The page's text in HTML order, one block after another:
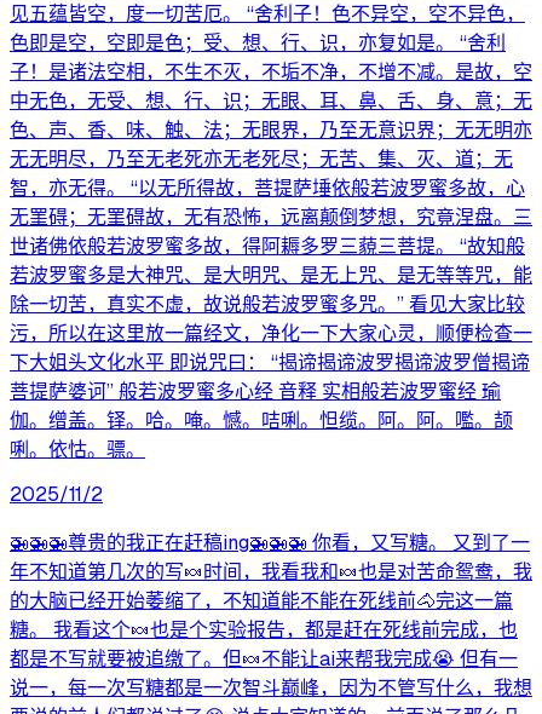
见五蕴皆空，度一切苦厄。 “舍利子！色不异空，空不异色，
色即是空，空即是色；受、想、行、识，亦复如是。 “舍利
子！是诸法空相，不生不灭，不垢不净，不增不减。是故，空
中无色，无受、想、行、识；无眼、耳、鼻、舌、身、意；无
色、声、香、味、触、法；无眼界，乃至无意识界；无无明亦
无无明尽，乃至无老死亦无老死尽；无苦、集、灭、道；无
智，亦无得。 “以无所得故，菩提萨埵依般若波罗蜜多故，心
无罣碍；无罣碍故，无有恐怖，远离颠倒梦想，究竟涅盘。三
世诸佛依般若波罗蜜多故，得阿耨多罗三藐三菩提。 “故知般
若波罗蜜多是大神咒、是大明咒、是无上咒、是无等等咒，能
除一切苦，真实不虚，故说般若波罗蜜多咒。” 看见大家比较
污，所以在这里放一篇经文，净化一下大家心灵，顺便检查一
下大姐头文化水平 即说咒曰： “揭谛揭谛波罗揭谛波罗僧揭谛
菩提萨婆诃” 般若波罗蜜多心经 音释 实相般若波罗蜜经 瑜
伽。缯盖。铎。哈。唵。憾。咭唎。怛缆。阿。阿。嚂。颉
唎。依怙。骠。
2025/11/2
🚁🚁🚁尊贵的我正在赶稿ing🚁🚁🚁 你看，又写糖。 又到了一
年不知道第几次的写🍬时间，我看我和🍬也是对苦命鸳鸯，我
的大脑已经开始萎缩了，不知道能不能在死线前🐴完这一篇
糖。 我看这个🍬也是个实验报告，都是赶在死线前完成，也
都是不写就要被追缴了。但🍬不能让ai来帮我完成😭 但有一
说一，每一次写糖都是一次智斗巅峰，因为不管写什么，我想